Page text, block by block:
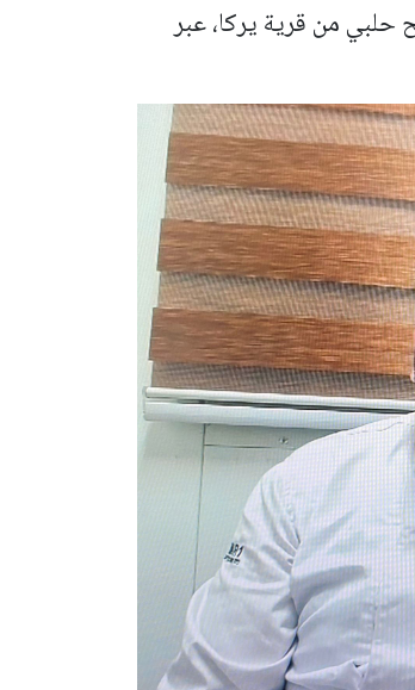
من قرية يركا، عبر